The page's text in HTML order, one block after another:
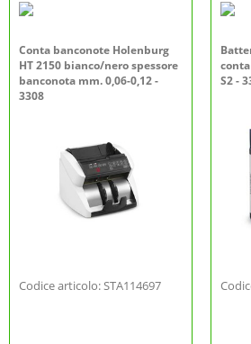
Conta banconote Holenburg
HT 2150 bianco/nero spessore
banconota mm. 0,06-0,12 -
3308
Codice articolo: STA114697
S2 -